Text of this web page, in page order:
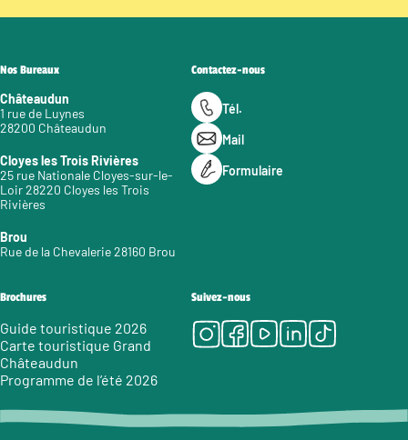
Nos Bureaux
Châteaudun
1 rue de Luynes
28200 Châteaudun
Cloyes les Trois Rivières
25 rue Nationale Cloyes-sur-le-
Loir 28220 Cloyes les Trois
Rivières
Brou
Rue de la Chevalerie 28160 Brou
Contactez-nous
Tél.
Mail
Formulaire
Brochures
Guide touristique 2026
Carte touristique Grand
Châteaudun
Programme de l’été 2026
Suivez-nous
Instagram
Facebook
Youtube
LinkedIn
Tiktok